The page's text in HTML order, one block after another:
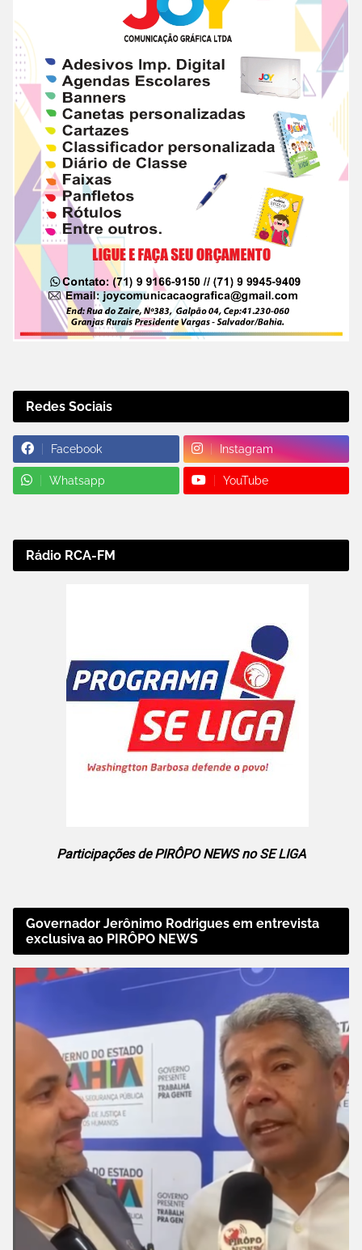
Redes Sociais
Facebook Instagram
Whatsapp YouTube
Rádio RCA-FM
Participações de PIRÔPO NEWS no SE LIGA
Governador Jerônimo Rodrigues em entrevista
exclusiva ao PIRÔPO NEWS